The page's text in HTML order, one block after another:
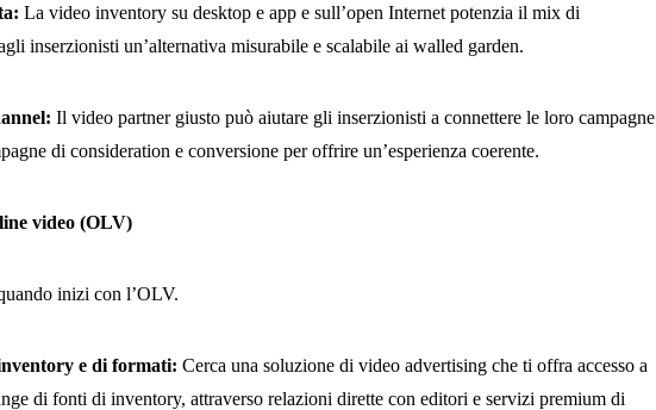
La video inventory su desktop e app e sull’open Internet potenzia il mix di
inserzionisti un’alternativa misurabile e scalabile ai walled garden.
Il video partner giusto può aiutare gli inserzionisti a connettere le loro campagne
di consideration e conversione per offrire un’esperienza coerente.
video (OLV)
inizi con l’OLV.
e di formati: Cerca una soluzione di video advertising che ti offra accesso a
di fonti di inventory, attraverso relazioni dirette con editori e servizi premium di